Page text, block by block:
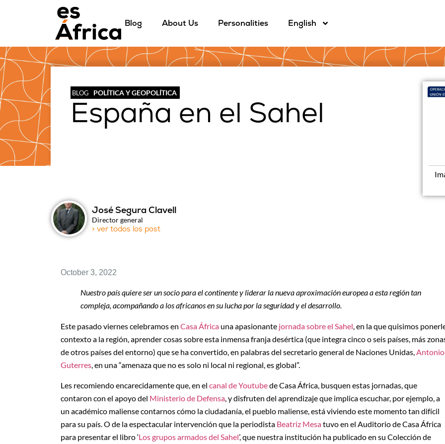
Blog About Us Personalities English
BLOG POLÍTICA Y GEOPOLÍTICA
España en el Sahel
José Segura Clavell
Director general
> ver todos los post
October 3, 2022
Nuestro país quiere ser un socio para el continente y liderar la nueva aproximación europea a esta región tan
compleja, acompañando a los africanos en su lucha por la seguridad y el desarrollo.
Este pasado viernes celebramos en Casa África una apasionante jornada sobre el Sahel, en la que quisimos
contexto a la región, aprender cosas sobre esta inmensa franja desértica (que integra cinco o seis países, más
de otros países del entorno) que se ha convertido, en palabras del secretario general de Naciones Unidas,Antonio
Guterres, en una “amenaza que no es solo ni local ni regional, es global”.
Les recomiendo encarecidamente que, en el canal de Youtubede Casa África, busquen estas jornadas, que
contaron con el apoyo del Ministerio de Defensa , y disfruten del aprendizaje que implica escuchar, por ejemplo, a
un académico maliense contarnos cómo la ciudadanía, el pueblo maliense, está viviendo este momento tan difícil
para su país. O de la espectacular intervención que la periodista Beatriz Mesatuvo en el Auditorio de Casa África
para presentar el libro ‘Los grupos armados del Sahel’, que nuestra institución ha publicado en su Colección de